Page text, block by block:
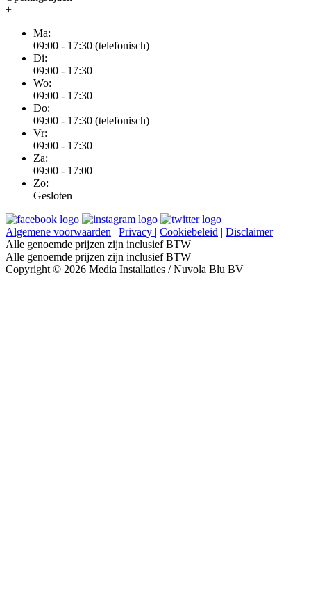
+
Ma:
09:00 - 17:30 (telefonisch)
Di:
09:00 - 17:30
Wo:
09:00 - 17:30
Do:
09:00 - 17:30 (telefonisch)
Vr:
09:00 - 17:30
Za:
09:00 - 17:00
Zo:
Gesloten
Algemene voorwaarden | Privacy | Cookiebeleid | Disclaimer
Alle genoemde prijzen zijn inclusief BTW
Alle genoemde prijzen zijn inclusief BTW
Copyright © 2026 Media Installaties / Nuvola Blu BV